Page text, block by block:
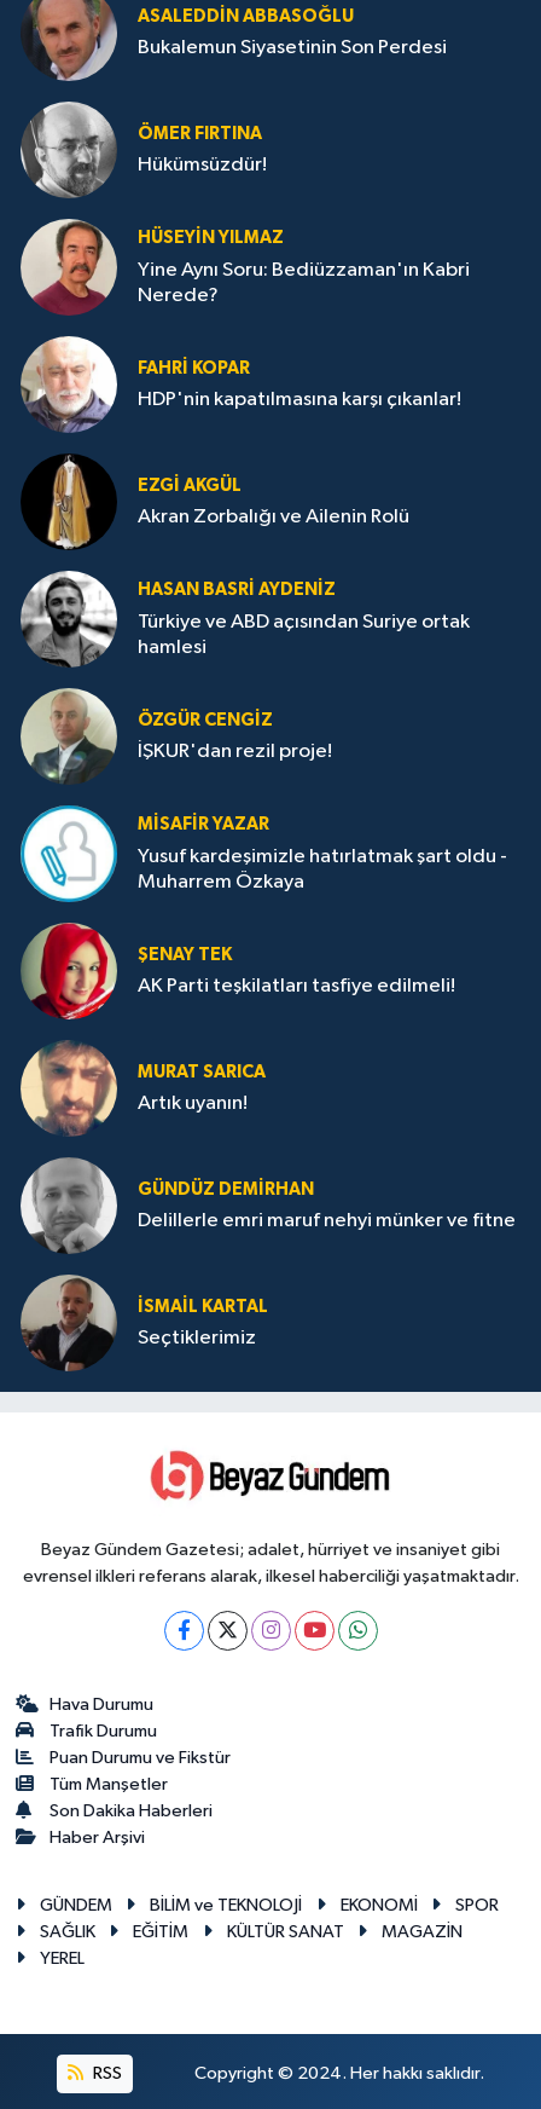
ASALEDDIN ABBASOĞLU
Bukalemun Siyasetinin Son Perdesi
ÖMER FIRTINA
Hükümsüzdür!
HÜSEYIN YILMAZ
Yine Aynı Soru: Bediüzzaman'ın Kabri
Nerede?
FAHRI KOPAR
HDP'nin kapatılmasına karşı çıkanlar!
EZGI AKGÜL
Akran Zorbalığı ve Ailenin Rolü
HASAN BASRI AYDENIZ
Türkiye ve ABD açısından Suriye ortak
hamlesi
ÖZGÜR CENGIZ
İŞKUR'dan rezil proje!
MISAFIR YAZAR
Yusuf kardeşimizle hatırlatmak şart oldu -
Muharrem Özkaya
ŞENAY TEK
AK Parti teşkilatları tasfiye edilmeli!
MURAT SARICA
Artık uyanın!
GÜNDÜZ DEMIRHAN
Delillerle emri maruf nehyi münker ve fitne
İSMAIL KARTAL
Seçtiklerimiz
Beyaz Gündem Gazetesi; adalet, hürriyet ve insaniyet gibi
evrensel ilkleri referans alarak, ilkesel haberciliği yaşatmaktadır.
Hava Durumu
Trafik Durumu
Puan Durumu ve Fikstür
Tüm Manşetler
Son Dakika Haberleri
Haber Arşivi
GÜNDEM BİLİM ve TEKNOLOJİ EKONOMİ
SPOR
SAĞLIK
EĞİTİM KÜLTÜR SANAT
MAGAZİN
YEREL
RSS Copyright © 2024. Her hakkı saklıdır.